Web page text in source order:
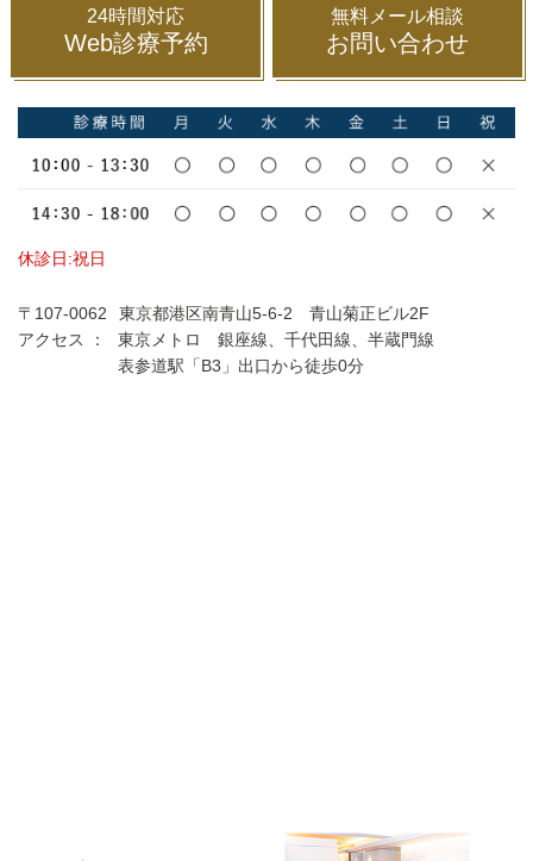
24時間対応
Web診療予約
無料メール相談
お問い合わせ
休診日:祝日
〒107-0062
東京都港区南青山5-6-2 青山菊正ビル2F
アクセス ：
東京メトロ 銀座線、千代田線、半蔵門線
表参道駅「B3」出口から徒歩0分